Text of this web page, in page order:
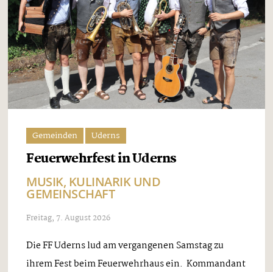
Gemeinden Uderns
Feuerwehrfest in Uderns
MUSIK, KULINARIK UND
GEMEINSCHAFT
Freitag, 7. August 2026
Die FF Uderns lud am vergangenen Samstag zu
ihrem Fest beim Feuerwehrhaus ein. Kommandant